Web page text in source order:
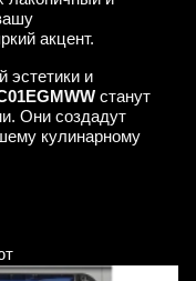
акцент.
эстетики и
станут
Они создадут
кулинарному